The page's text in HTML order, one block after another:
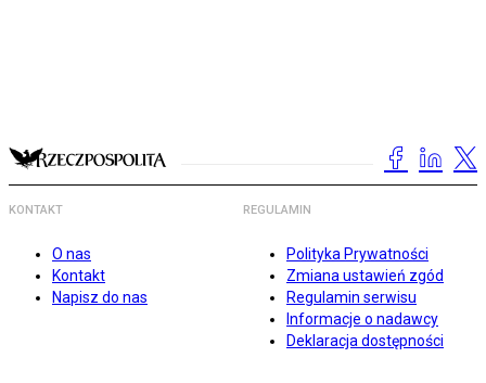
KONTAKT
O nas
Kontakt
Napisz do nas
REGULAMIN
Polityka Prywatności
Zmiana ustawień zgód
Regulamin serwisu
Informacje o nadawcy
Deklaracja dostępności